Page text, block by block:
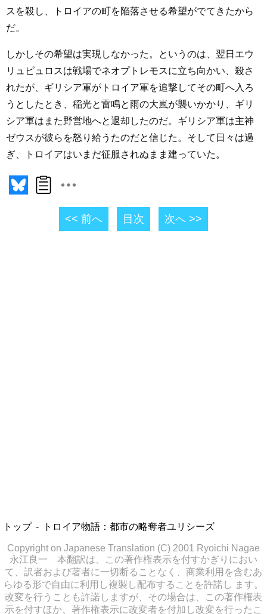
スを殺し、トロイアの町を陥落させる希望がでてきたから
だ。
しかしその希望は実現しなかった。というのは、翌日エウ
リュピュロスは戦場でネオプトレモスに立ち向かい、殺さ
れたが、ギリシア軍がトロイア軍を追撃してその町へ入ろ
うとしたとき、稲光と雷鳴と雨の大嵐が襲いかかり、ギリ
シア軍はまた野営地へと退却したのだ。ギリシア軍は主神
ゼウスが彼らを怒り給うたのだと信じた。そして日々は過
ぎ、トロイアはいまだ征服されぬまま建っていた。
<< 前へ 目次 次へ >>
トップ トロイア物語：都市の略奪者ユリシーズ
Copyright on Japanese Translation (C) 2001 Ryoichi Nagae
永江良一 本翻訳は、この著作権表示を付すかぎりにおい
て、訳者および著者に一切断ることなく、商業利用を含むあ
らゆる形で自由に利用し複製し配布することを許諾し ます。
改変を行うことも許諾しますが、その場合は、この著作権表
示を付すほか、著作権表示に改変者を付加し改変を行ったこ